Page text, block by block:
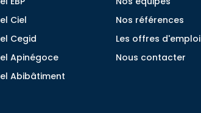
Ciel
Cegid
Apinégoce
Abibâtiment
Nos références
Les offres d'emploi
Nous contacter